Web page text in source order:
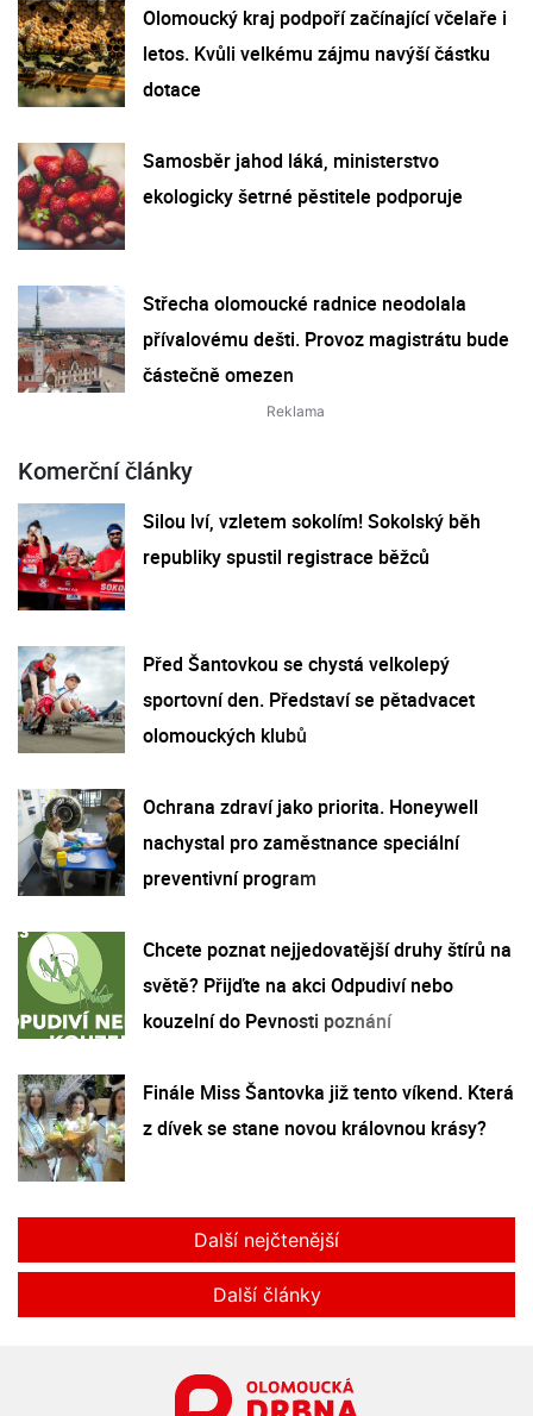
Olomoucký kraj podpoří začínající včelaře i
letos. Kvůli velkému zájmu navýší částku
dotace
Samosběr jahod láká, ministerstvo
ekologicky šetrné pěstitele podporuje
Střecha olomoucké radnice neodolala
přívalovému dešti. Provoz magistrátu bude
částečně omezen
Komerční články
Silou lví, vzletem sokolím! Sokolský běh
republiky spustil registrace běžců
Před Šantovkou se chystá velkolepý
sportovní den. Představí se pětadvacet
olomouckých klubů
Ochrana zdraví jako priorita. Honeywell
nachystal pro zaměstnance speciální
preventivní program
Chcete poznat nejjedovatější druhy štírů na
světě? Přijďte na akci Odpudiví nebo
kouzelní do Pevnosti poznání
Finále Miss Šantovka již tento víkend. Která
z dívek se stane novou královnou krásy?
Další nejčtenější
Další články